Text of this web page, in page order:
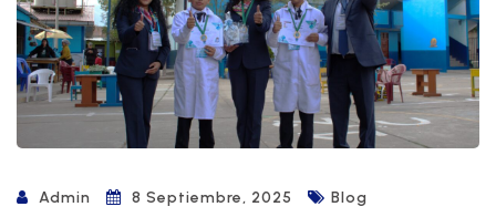
Admin 8 Septiembre, 2025 Blog